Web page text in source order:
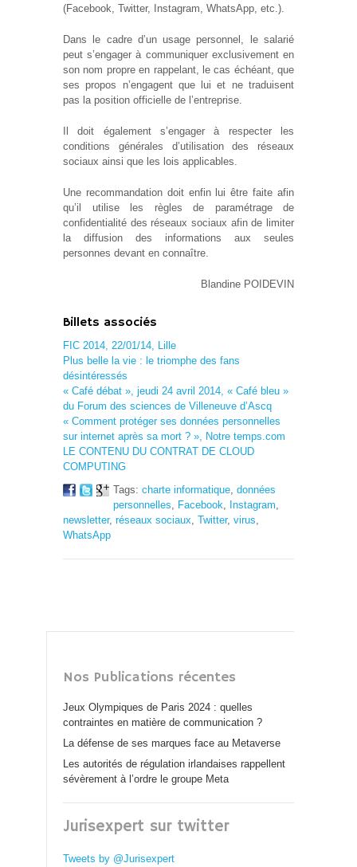
(Facebook, Twitter, Instagram, WhatsApp, etc.).
Dans le cadre d’un usage personnel, le salarié
peut s’engager à communiquer exclusivement en
son nom propre en rappelant, le cas échéant, que
ses propos n’engagent que lui et ne traduisent
pas la position officielle de l’entreprise.
Il doit également s’engager à respecter les
conditions générales d’utilisation des réseaux
sociaux ainsi que les lois applicables.
Une recommandation doit enfin lui être faite afin
qu’il utilise les règles de paramétrage de
confidentialité des réseaux sociaux afin de limiter
la diffusion des informations aux seules
personnes devant en connaître.
Blandine POIDEVIN
Billets associés
FIC 2014, 22/01/14, Lille
Plus belle la vie : le triomphe des fans
désintéressés
« Café débat », jeudi 24 avril 2014, « Café bleu »
du Forum des sciences de Villeneuve d’Ascq
« Comment protéger ses données personnelles
sur internet après sa mort ? », Notre temps.com
LE CONTENU DU CONTRAT DE CLOUD
COMPUTING
Tags: charte informatique, données
personnelles, Facebook, Instagram,
newsletter, réseaux sociaux, Twitter, virus,
WhatsApp
Nos Publications récentes
Jeux Olympiques de Paris 2024 : quelles
contraintes en matière de communication ?
La défense de ses marques face au Metaverse
Les autorités de régulation irlandaises rappellent
sévèrement à l’ordre le groupe Meta
Jurisexpert sur twitter
Tweets by @Jurisexpert